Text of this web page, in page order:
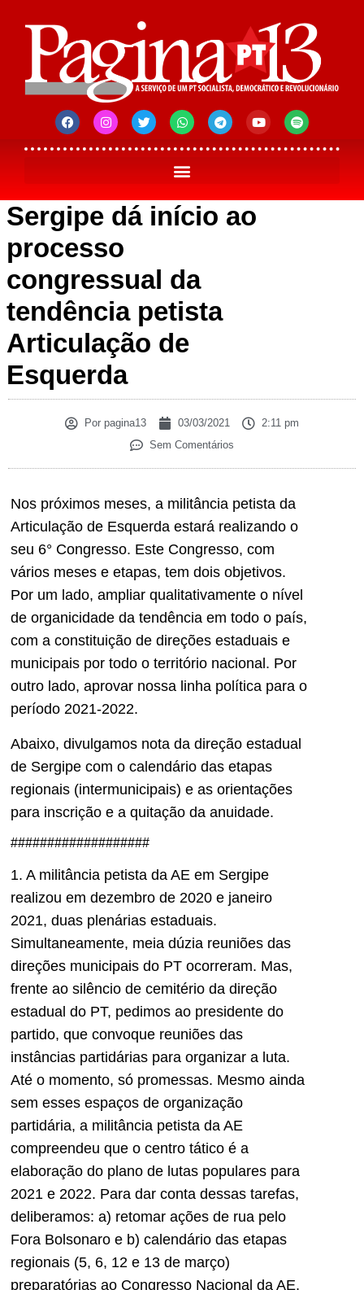
Sergipe dá início ao
processo
congressual da
tendência petista
Articulação de
Esquerda
Por pagina13 03/03/2021
2:11 pm
Sem Comentários
Nos próximos meses, a militância petista da
Articulação de Esquerda estará realizando o
seu 6° Congresso. Este Congresso, com
vários meses e etapas, tem dois objetivos.
Por um lado, ampliar qualitativamente o nível
de organicidade da tendência em todo o país,
com a constituição de direções estaduais e
municipais por todo o território nacional. Por
outro lado, aprovar nossa linha política para o
período 2021-2022.
Abaixo, divulgamos nota da direção estadual
de Sergipe com o calendário das etapas
regionais (intermunicipais) e as orientações
para inscrição e a quitação da anuidade.
###################
1. A militância petista da AE em Sergipe
realizou em dezembro de 2020 e janeiro
2021, duas plenárias estaduais.
Simultaneamente, meia dúzia reuniões das
direções municipais do PT ocorreram. Mas,
frente ao silêncio de cemitério da direção
estadual do PT, pedimos ao presidente do
partido, que convoque reuniões das
instâncias partidárias para organizar a luta.
Até o momento, só promessas. Mesmo ainda
sem esses espaços de organização
partidária, a militância petista da AE
compreendeu que o centro tático é a
elaboração do plano de lutas populares para
2021 e 2022. Para dar conta dessas tarefas,
deliberamos: a) retomar ações de rua pelo
Fora Bolsonaro e b) calendário das etapas
regionais (5, 6, 12 e 13 de março)
preparatórias ao Congresso Nacional da AE,